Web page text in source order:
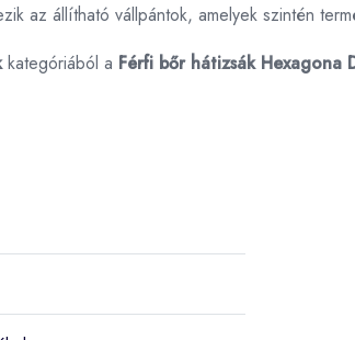
az állítható vállpántok, amelyek szintén
kategóriából a Férfi bőr hátizsák Hexagona